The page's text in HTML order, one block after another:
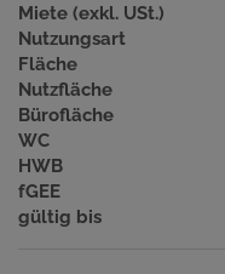
Miete (exkl. USt.)
Nutzungsart
Fläche
Nutzfläche
Bürofläche
WC
HWB
fGEE
gültig bis